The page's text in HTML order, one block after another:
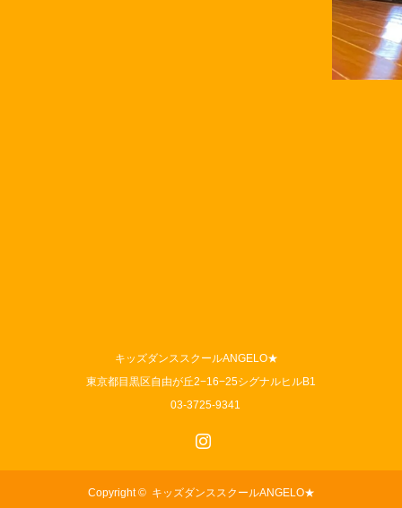
キッズダンススクールANGELO★
東京都目黒区自由が丘2−16−25シグナルヒルB1
03-3725-9341
Copyright © キッズダンススクールANGELO★